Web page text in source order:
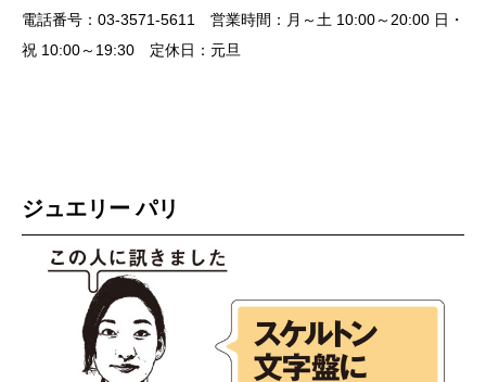
電話番号：03-3571-5611 営業時間：月～土 10:00～20:00 日・
祝 10:00～19:30 定休日：元旦
ジュエリー パリ